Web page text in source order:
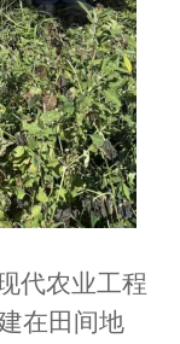
代农业工程
在田间地